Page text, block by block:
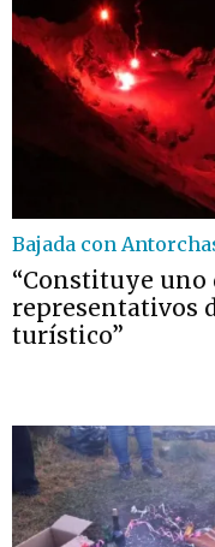
Bajada con
“Constituye uno
representativos
turístico”